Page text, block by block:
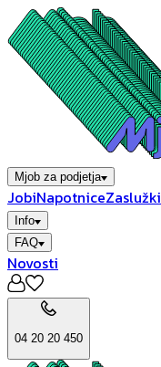
Mjob za podjetja
JobiNapotniceZaslužki
Info
FAQ
Novosti
04 20 20 450